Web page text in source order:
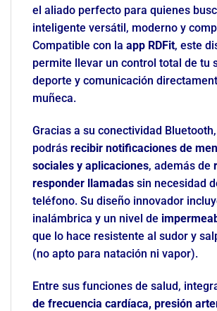
el aliado perfecto para quienes
inteligente versátil, moderno y
Compatible con la app RDFit, este
permite llevar un control total de tu
deporte y comunicación
muñeca.
Gracias a su conectividad Bluetooth,
podrás recibir notificaciones de
sociales y aplicaciones, además de
responder llamadas sin necesidad
teléfono. Su diseño innovador
inalámbrica y un nivel de
que lo hace resistente al sudor y
(no apto para natación ni vapor).
Entre sus funciones de salud,
de frecuencia cardíaca, presión